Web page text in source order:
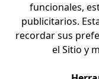
funcionales,
publicitarios.
recordar sus
el Sitio y